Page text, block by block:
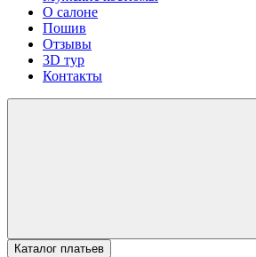
О салоне
Пошив
Отзывы
3D тур
Контакты
Каталог платьев